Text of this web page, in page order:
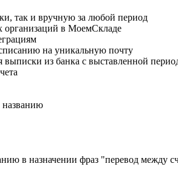
так и вручную за любой период
организаций в МоемСкладе
на уникальную почту
выписки из банка с выставленной
названию
в назначении фраз "перевод между